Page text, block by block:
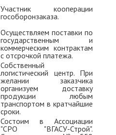
Участник кооперации
гособоронзаказа.
Осуществляем поставки по
государственным и
коммерческим контрактам
с отсрочкой платежа.
Собственный
логистический центр. При
желании заказчика
организуем доставку
продукции любым
транспортом в кратчайшие
сроки.
Состоим в Ассоциации
"СРО "ВГАСУ-Строй".